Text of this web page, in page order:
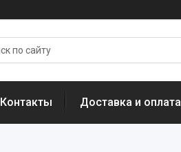
Контакты Доставка и оплата